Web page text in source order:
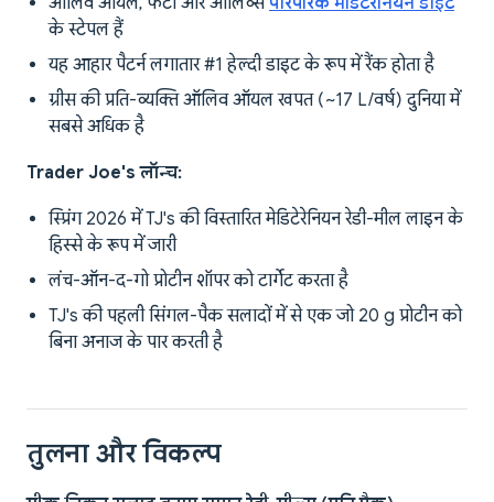
के स्टेपल हैं
यह आहार पैटर्न लगातार #1 हेल्दी डाइट के रूप में रैंक होता है
ग्रीस की प्रति-व्यक्ति ऑलिव ऑयल खपत (~17 L/वर्ष) दुनिया में
सबसे अधिक है
Trader Joe's लॉन्च:
स्प्रिंग 2026 में TJ's की विस्तारित मेडिटेरेनियन रेडी-मील लाइन के
हिस्से के रूप में जारी
लंच-ऑन-द-गो प्रोटीन शॉपर को टार्गेट करता है
TJ's की पहली सिंगल-पैक सलादों में से एक जो 20 g प्रोटीन को
बिना अनाज के पार करती है
तुलना और विकल्प